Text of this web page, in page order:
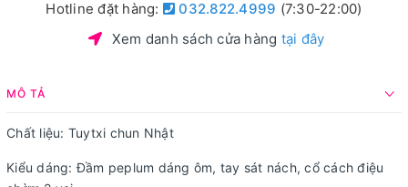
Hotline đặt hàng: 032.822.4999 (7:30-22:00)
Xem danh sách cửa hàng tại đây
MÔ TẢ
Chất liệu: Tuytxi chun Nhật
Kiểu dáng: Đầm peplum dáng ôm, tay sát nách, cổ cách điệu